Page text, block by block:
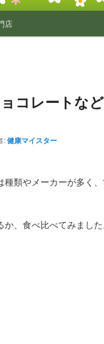
店
コレートな
:健康マイスター
種類やメーカーが多く
、食べ比べてみました